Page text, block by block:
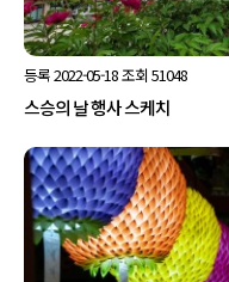
등록2022-05-18조회 51048
스승의 날 행사 스케치